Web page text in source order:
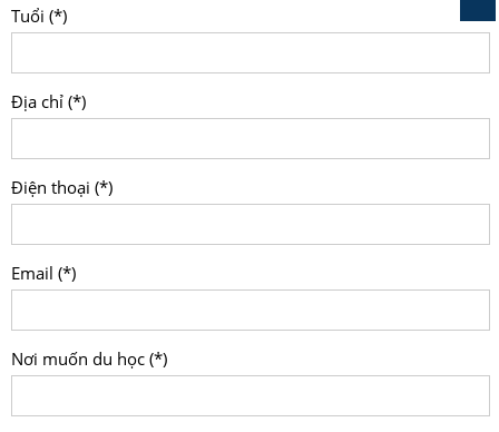
Tuổi (*)
Địa chỉ (*)
Điện thoại (*)
Email (*)
Nơi muốn du học (*)